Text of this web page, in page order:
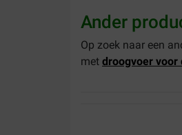
Ander
Op zoek naar een
met droogvoer voor